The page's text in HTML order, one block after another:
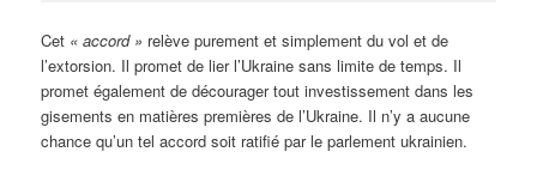
Cet « accord » relève purement et simplement du vol et de
l’extorsion. Il promet de lier l’Ukraine sans limite de temps. Il
promet également de décourager tout investissement dans les
gisements en matières premières de l’Ukraine. Il n’y a aucune
chance qu’un tel accord soit ratifié par le parlement ukrainien.